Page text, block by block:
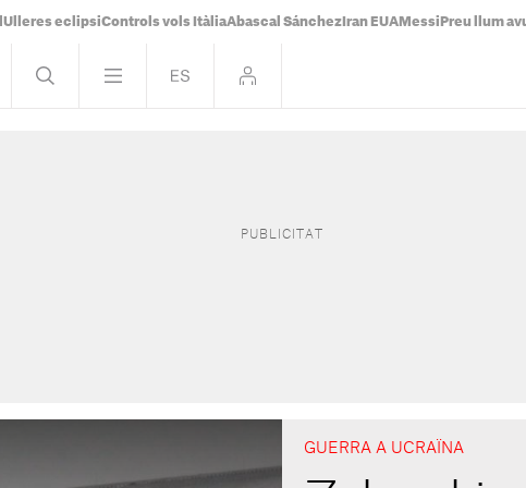
Ulleres eclipsiControls vols ItàliaAbascal Sánchez Iran EUA Messi Preu llum
GUERRA A UCRAÏNA